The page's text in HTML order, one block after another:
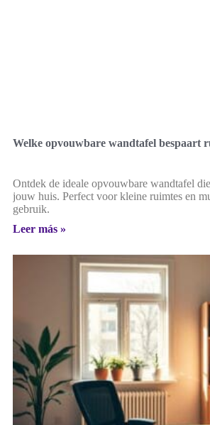
Welke opvouwbare wandtafel bespaart
Ontdek de ideale opvouwbare wandtafel
jouw huis. Perfect voor kleine ruimtes en
gebruik.
Leer más »